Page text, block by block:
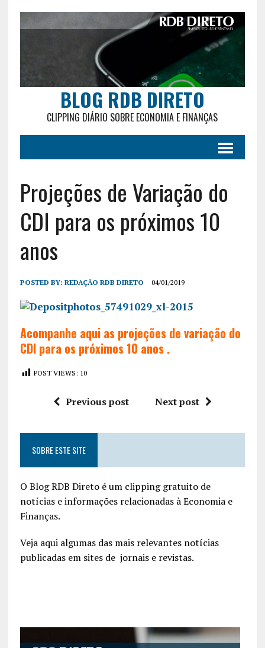
BLOG RDB DIRETO
CLIPPING DIÁRIO SOBRE ECONOMIA E FINANÇAS
Projeções de Variação do
CDI para os próximos 10
anos
POSTED BY: REDAÇÃO RDB DIRETO 04/01/2019
Acompanhe aqui as projeções de variação do
CDI para os próximos 10 anos .
POST VIEWS: 10
Previous post Next post
SOBRE ESTE SITE
O Blog RDB Direto é um clipping gratuito de
notícias e informações relacionadas à Economia e
Finanças.
Veja aqui algumas das mais relevantes notícias
publicadas em sites de jornais e revistas.